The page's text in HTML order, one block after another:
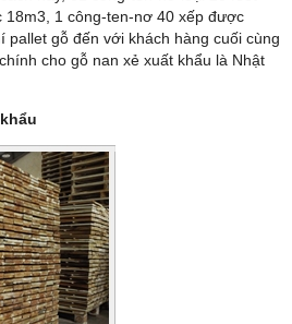
18m3, 1 công-ten-nơ 40 xếp được
pallet gỗ đến với khách hàng cuối cùng
cho gỗ nan xẻ xuất khẩu là Nhật